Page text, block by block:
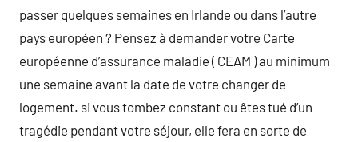
passer quelques semaines en Irlande ou dans l’autre
pays européen ? Pensez à demander votre Carte
européenne d’assurance maladie ( CEAM ) au minimum
une semaine avant la date de votre changer de
logement. si vous tombez constant ou êtes tué d’un
tragédie pendant votre séjour, elle fera en sorte de